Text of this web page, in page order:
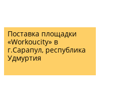
Поставка площадки
«Workoucity» в
г.Сарапул, республика
Удмуртия